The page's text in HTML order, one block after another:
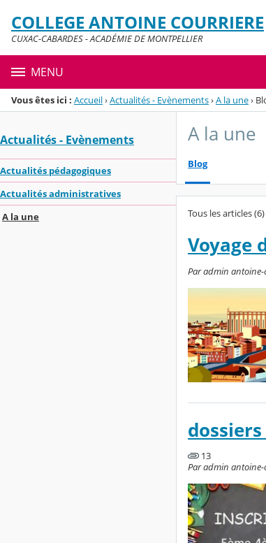
Menu de la rubrique
Contenu
COLLEGE ANTOINE COURRIERE
CUXAC-CABARDES - ACADÉMIE DE MONTPELLIER
MENU
Vous êtes ici : Accueil›Actualités - Evènements›A la une›
Actualités - Evènements
Actualités pédagogiques
Actualités administratives
A la une
A la une
Blog
Tous les articles (6)
Voyage
Par admin
13
Par admin